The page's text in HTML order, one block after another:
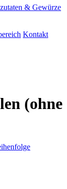
& Gewürze
Kontakt
(ohne